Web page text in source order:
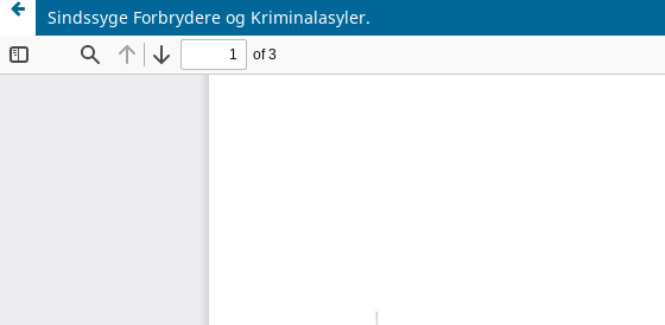
Sindssyge Forbrydere og Kriminalasyler.